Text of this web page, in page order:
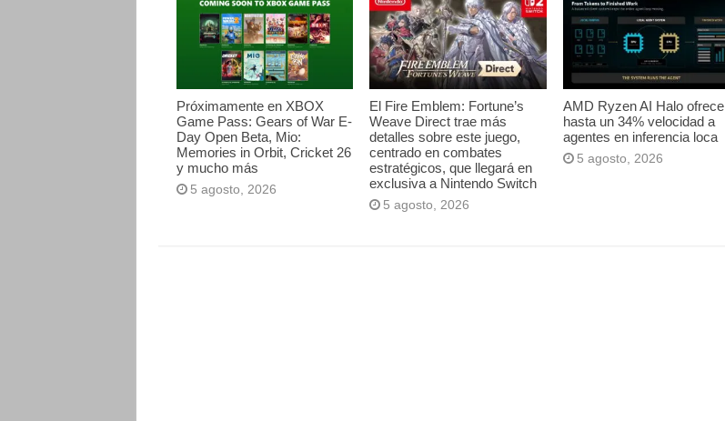
Próximamente en XBOX
Game Pass: Gears of War E-
Day Open Beta, Mio:
Memories in Orbit, Cricket 26
y mucho más
5 agosto, 2026
El Fire Emblem: Fortune’s
Weave Direct trae más
detalles sobre este juego,
centrado en combates
estratégicos, que llegará en
exclusiva a Nintendo Switch
5 agosto, 2026
AMD Ryzen AI Halo ofrece
hasta un 34% velocidad a
agentes en inferencia loca
5 agosto, 2026